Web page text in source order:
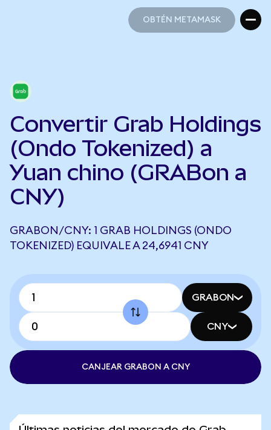
OBTÉN METAMASK
Convertir Grab Holdings
(Ondo Tokenized) a
Yuan chino (GRABon a
CNY)
GRABON/CNY: 1 GRAB HOLDINGS (ONDO
TOKENIZED) EQUIVALE A 24,6941 CNY
GRABON
CNY
CANJEAR GRABON A CNY